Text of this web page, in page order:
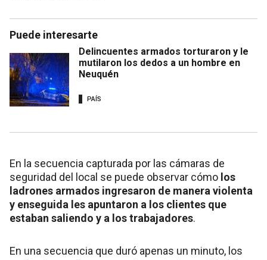
Puede interesarte
Delincuentes armados torturaron y le
mutilaron los dedos a un hombre en
Neuquén
PAÍS
En la secuencia capturada por las cámaras de
seguridad del local se puede observar cómo los
ladrones armados ingresaron de manera violenta
y enseguida les apuntaron a los clientes que
estaban saliendo y a los trabajadores.
En una secuencia que duró apenas un minuto, los